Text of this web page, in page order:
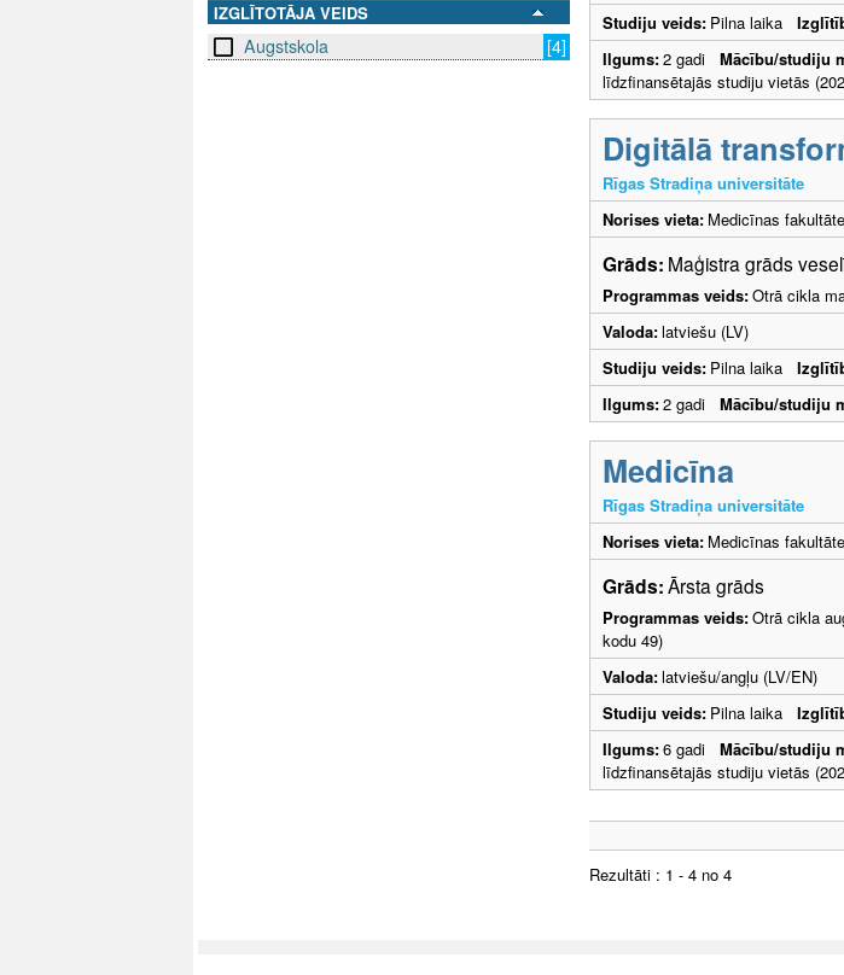
IZGLĪTOTĀJA VEIDS
Augstskola [4]
Studiju veids: Pilna laika
Ilgums:2 gadi Mācību/studiju
līdzfinansētajās studiju vietās
Digitālā
Rīgas Stradiņa universitāte
Norises vieta: Medicīnas fakultāte
Grāds: Maģistra grāds
Programmas veids:Otrā cikla
Valoda:latviešu (LV)
Studiju veids: Pilna laika
Ilgums:2 gadi Mācību/studiju
Medicīna
Rīgas Stradiņa universitāte
Norises vieta: Medicīnas fakultāte
Grāds:Ārsta grāds
Programmas veids:Otrā cikla
kodu 49)
Valoda:latviešu/angļu (LV/EN)
Studiju veids: Pilna laika
Ilgums:6 gadi Mācību/studiju
līdzfinansētajās studiju vietās
Rezultāti : 1 - 4 no 4